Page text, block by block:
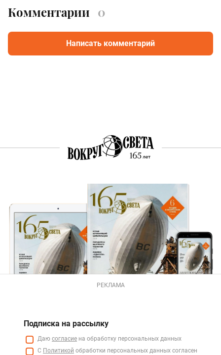
Комментарии 0
Написать комментарий
РЕКЛАМА
Подписка на рассылку
Даю согласие на обработку персональных данных
С Политикой обработки персональных данных согласен